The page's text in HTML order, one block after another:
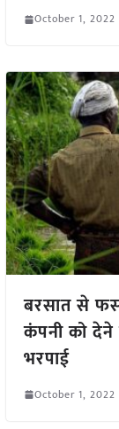
October 1, 2022
बरसात से
कंपनी को
भरपाई
October 1, 2022